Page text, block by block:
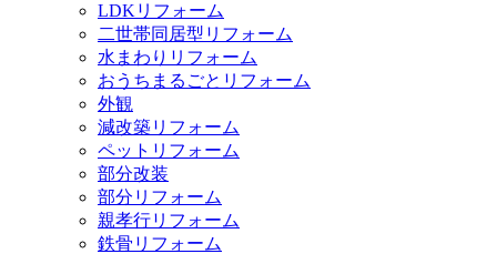
LDKリフォーム
二世帯同居型リフォーム
水まわりリフォーム
おうちまるごとリフォーム
外観
減改築リフォーム
ペットリフォーム
部分改装
部分リフォーム
親孝行リフォーム
鉄骨リフォーム